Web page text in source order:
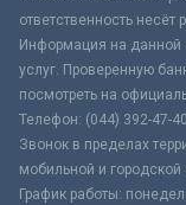
ответственность несёт
Информация на данной
услуг. Проверенную
посмотреть на
Телефон: (044) 392-47-40
Звонок в пределах
мобильной и
График работы: